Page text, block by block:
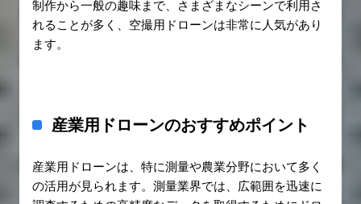
制作から一般の趣味まで、さまざまなシーンで利用さ
れることが多く、空撮用ドローンは非常に人気があり
ます。
産業用ドローンのおすすめポイント
産業用ドローンは、特に測量や農業分野において多く
の活用が見られます。測量業界では、広範囲を迅速に